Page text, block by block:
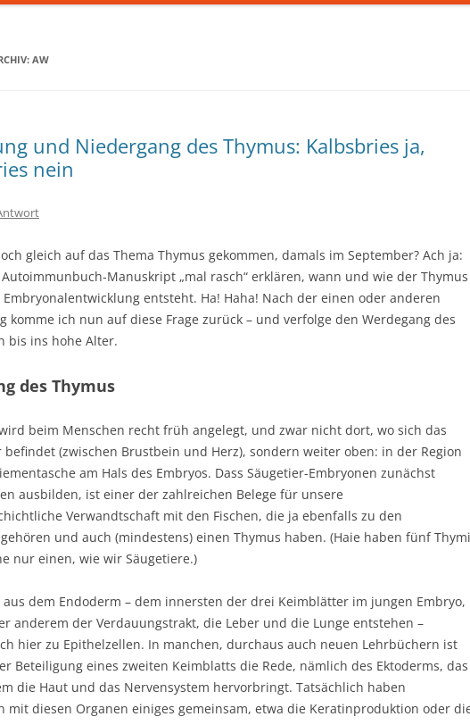
AW
und Niedergang des Thymus: Kalbsbries ja,
nein
gleich auf das Thema Thymus gekommen, damals im September? Ach ja:
Manuskript „mal rasch“ erklären, wann und wie der Thymus
entsteht. Ha! Haha! Nach der einen oder anderen
komme ich nun auf diese Frage zurück – und verfolge den Werdegang des
bis ins hohe Alter.
des Thymus
beim Menschen recht früh angelegt, und zwar nicht dort, wo sich das
befindet (zwischen Brustbein und Herz), sondern weiter oben: in der Region
am Hals des Embryos. Dass Säugetier-Embryonen zunächst
ausbilden, ist einer der zahlreichen Belege für unsere
Verwandtschaft mit den Fischen, die ja ebenfalls zu den
und auch (mindestens) einen Thymus haben. (Haie haben fünf
nur einen, wie wir Säugetiere.)
aus dem Endoderm – dem innersten der drei Keimblätter im jungen Embryo,
anderem der Verdauungstrakt, die Leber und die Lunge entstehen –
hier zu Epithelzellen. In manchen, durchaus auch neuen Lehrbüchern ist
Beteiligung eines zweiten Keimblatts die Rede, nämlich des Ektoderms, das
die Haut und das Nervensystem hervorbringt. Tatsächlich haben
mit diesen Organen einiges gemeinsam, etwa die Keratinproduktion oder